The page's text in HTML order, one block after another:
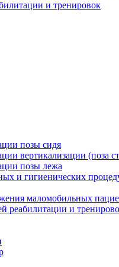
и тренировок
позы сидя
вертикализации (поза
позы лежа
и гигиенических
маломобильных
реабилитации и